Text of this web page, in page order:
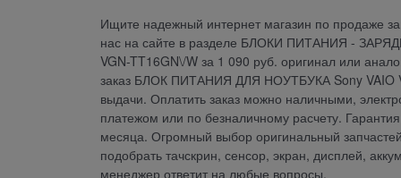
Ищите надежный интернет магазин по продаже
нас на сайте в разделе БЛОКИ ПИТАНИЯ -
VGN-TT16GN\/W за 1 090 руб. оригинал или
заказ БЛОК ПИТАНИЯ ДЛЯ НОУТБУКА Sony VAIO
выдачи. Оплатить заказ можно наличными,
платежом или по безналичному расчету.
месяца. Огромный выбор оригинальный
подобрать тачскрин, сенсор, экран, дисплей,
менеджер ответит на любые вопросы.